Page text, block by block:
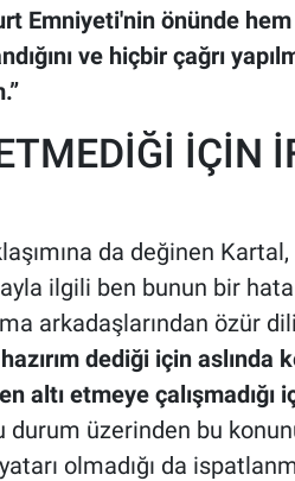
Emniyeti'nin önünde
ve hiçbir çağrı
İÇİN
da değinen
ilgili ben bunun bir
arkadaşlarından özür
dediği için aslında
altı etmeye çalışmadığı
üzerinden bu
olmadığı da